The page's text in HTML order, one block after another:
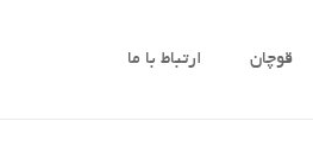
قوچان ارتباط با ما